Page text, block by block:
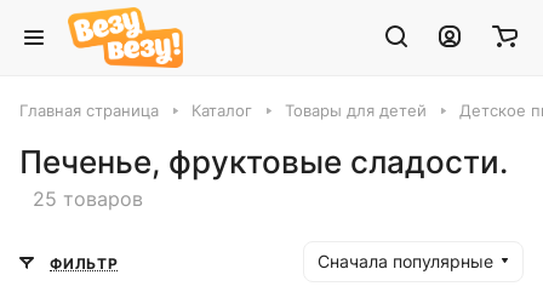
Главная страница Каталог Товары для детей Детское
Печенье, фруктовые сладости.
25 товаров
ФИЛЬТР Сначала популярные